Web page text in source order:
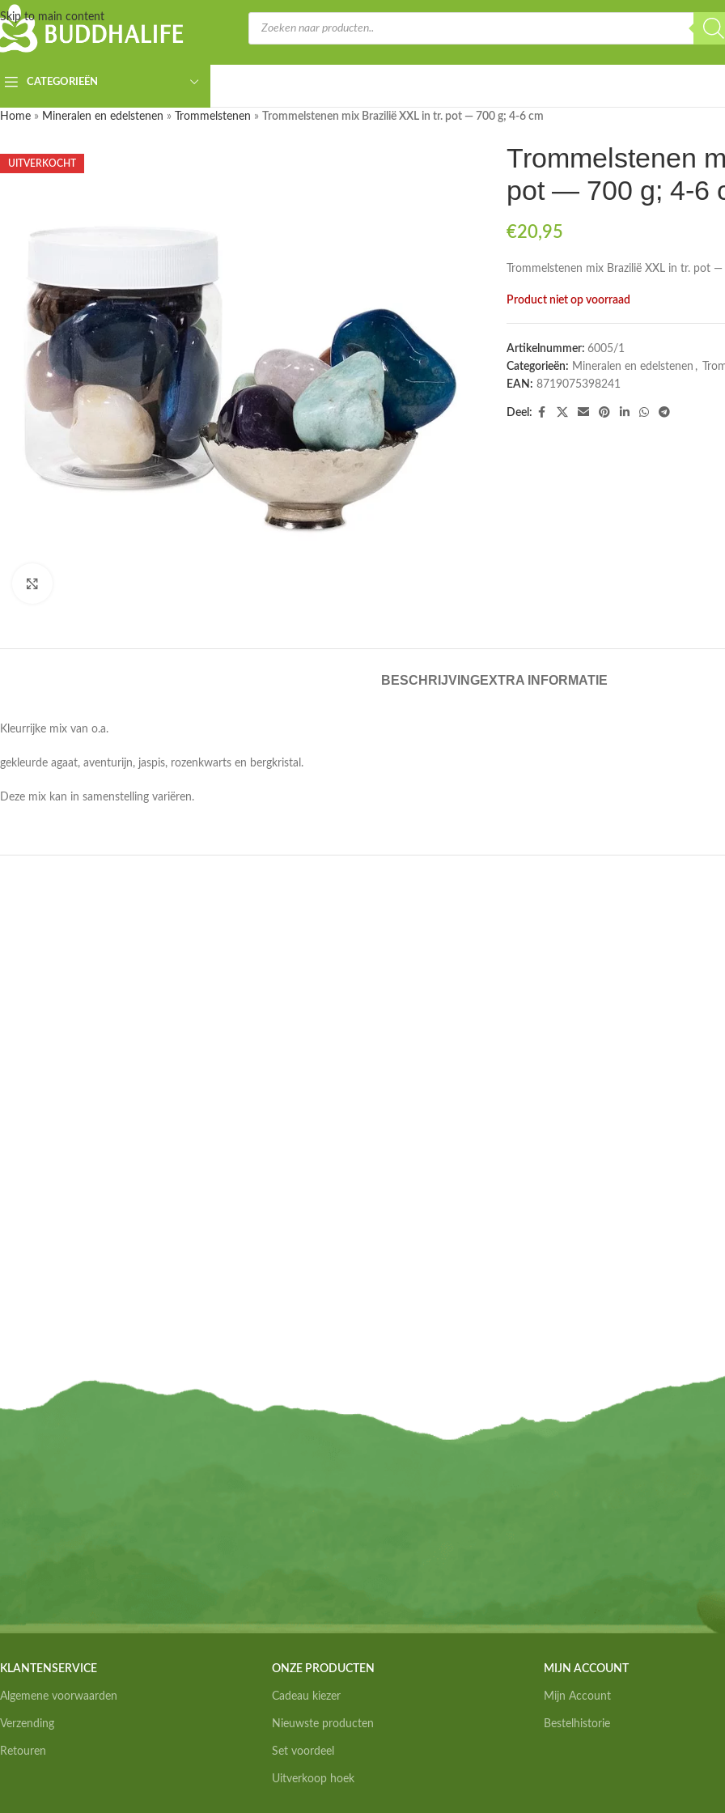
Skip to main content
CATEGORIEËN
Home » Mineralen en edelstenen » Trommelstenen » Trommelstenen mix Brazilië XXL in tr. pot — 700 g; 4-6 cm
UITVERKOCHT
Trommelstenen
pot — 700 g; 4-6
€20,95
Trommelstenen mix Brazilië XXL in tr. pot
Product niet op voorraad
Artikelnummer: 6005/1
Categorieën: Mineralen en edelstenen ,
EAN: 8719075398241
Deel:
BESCHRIJVINGEXTRA INFORMATIE
Kleurrijke mix van o.a.
gekleurde agaat, aventurijn, jaspis, rozenkwarts en bergkristal.
Deze mix kan in samenstelling variëren.
KLANTENSERVICE
Algemene voorwaarden
Verzending
Retouren
ONZE PRODUCTEN
Cadeau kiezer
Nieuwste producten
Set voordeel
Uitverkoop hoek
MIJN ACCOUNT
Mijn Account
Bestelhistorie